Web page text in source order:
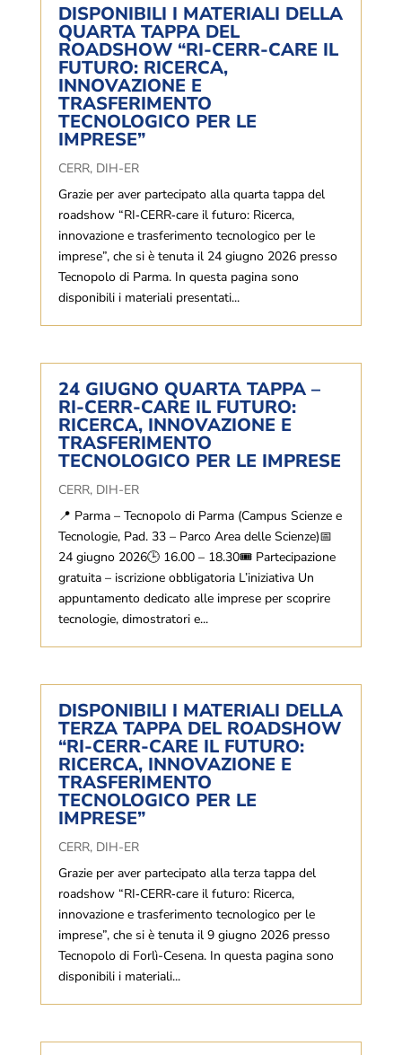
DISPONIBILI I MATERIALI DELLA
QUARTA TAPPA DEL
ROADSHOW “RI-CERR-CARE IL
FUTURO: RICERCA,
INNOVAZIONE E
TRASFERIMENTO
TECNOLOGICO PER LE
IMPRESE”
CERR, DIH-ER
Grazie per aver partecipato alla quarta tappa del
roadshow “RI‑CERR‑care il futuro: Ricerca,
innovazione e trasferimento tecnologico per le
imprese”, che si è tenuta il 24 giugno 2026 presso
Tecnopolo di Parma. In questa pagina sono
disponibili i materiali presentati...
24 GIUGNO QUARTA TAPPA –
RI-CERR-CARE IL FUTURO:
RICERCA, INNOVAZIONE E
TRASFERIMENTO
TECNOLOGICO PER LE IMPRESE
CERR, DIH-ER
📍 Parma – Tecnopolo di Parma (Campus Scienze e
Tecnologie, Pad. 33 – Parco Area delle Scienze)📅
24 giugno 2026🕒 16.00 – 18.30🎟 Partecipazione
gratuita – iscrizione obbligatoria L’iniziativa Un
appuntamento dedicato alle imprese per scoprire
tecnologie, dimostratori e...
DISPONIBILI I MATERIALI DELLA
TERZA TAPPA DEL ROADSHOW
“RI-CERR-CARE IL FUTURO:
RICERCA, INNOVAZIONE E
TRASFERIMENTO
TECNOLOGICO PER LE
IMPRESE”
CERR, DIH-ER
Grazie per aver partecipato alla terza tappa del
roadshow “RI‑CERR‑care il futuro: Ricerca,
innovazione e trasferimento tecnologico per le
imprese”, che si è tenuta il 9 giugno 2026 presso
Tecnopolo di Forlì-Cesena. In questa pagina sono
disponibili i materiali...